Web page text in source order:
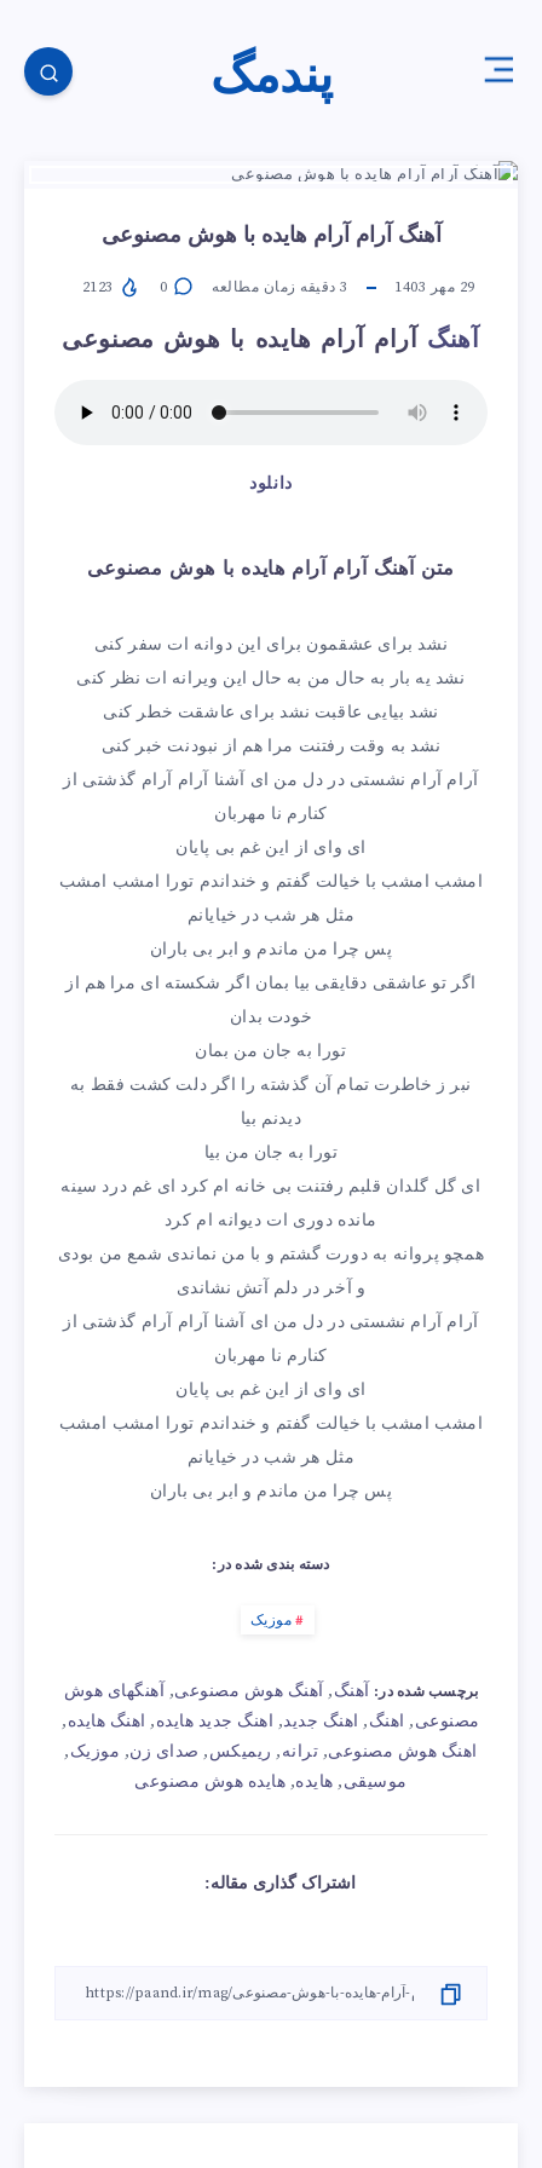
پندمگ
آهنگ آرام آرام هایده با هوش مصنوعی
29 مهر 1403 3 دقیقه زمان مطالعه 0
آهنگ آرام آرام هایده با هوش مصنوعی
دانلود
متن آهنگ آرام آرام هایده با هوش مصنوعی
نشد برای عشقمون برای این دوانه ات سفر کنی
نشد یه بار به حال من به حال این ویرانه ات نظر کنی
نشد بیایی عاقبت نشد برای عاشقت خطر کنی
نشد به وقت رفتنت مرا هم از نبودنت خبر کنی
آرام آرام نشستی در دل من ای آشنا آرام آرام گذشتی از
کنارم نا مهربان
ای وای از این غم بی پایان
امشب امشب با خیالت گفتم و خنداندم تورا امشب امشب
مثل هر شب در خیایانم
پس چرا من ماندم و ابر بی باران
اگر تو عاشقی دقایقی بیا بمان اگر شکسته ای مرا هم از
خودت بدان
تورا به جان من بمان
نبر ز خاطرت تمام آن گذشته را اگر دلت کشت فقط به
دیدنم بیا
تورا به جان من بیا
ای گل گلدان قلبم رفتنت بی خانه ام کرد ای غم درد سینه
مانده دوری ات دیوانه ام کرد
همچو پروانه به دورت گشتم و با من نماندی شمع من بودی
و آخر در دلم آتش نشاندی
آرام آرام نشستی در دل من ای آشنا آرام آرام گذشتی از
کنارم نا مهربان
ای وای از این غم بی پایان
امشب امشب با خیالت گفتم و خنداندم تورا امشب امشب
مثل هر شب در خیایانم
پس چرا من ماندم و ابر بی باران
دسته بندی شده در:
موزیک
برچسب شده در: آهنگ, آهنگ هوش مصنوعی, آهنگهای هوش
مصنوعی, اهنگ, اهنگ جدید, اهنگ جدید هایده, اهنگ هایده,
اهنگ هوش مصنوعی, ترانه, ریمیکس, صدای زن, موزیک,
موسیقی, هایده, هایده هوش مصنوعی
اشتراک گذاری مقاله: